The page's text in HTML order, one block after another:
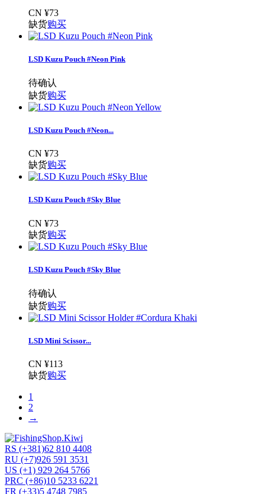
CN ¥73
缺货购买
LSD Kuzu Pouch #Neon Pink
待确认
缺货购买
LSD Kuzu Pouch #Neon...
CN ¥73
缺货购买
LSD Kuzu Pouch #Sky Blue
CN ¥73
缺货购买
LSD Kuzu Pouch #Sky Blue
待确认
缺货购买
LSD Mini Scissor...
CN ¥113
缺货购买
1
2
→
RS (+381)62 810 4408
RU (+7)926 591 3531
US (+1) 929 264 5766
PRC (+86)10 5233 6221
FR (+33)5 4748 7985